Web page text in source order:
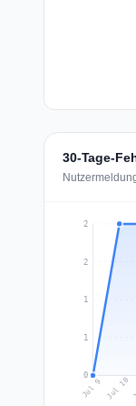
30-Tage-
0
1
1
2
2
Jul 9 Jul 10